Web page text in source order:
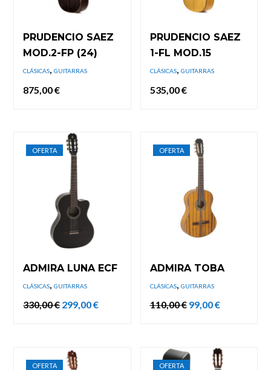
PRUDENCIO SAEZ
MOD.2-FP (24)
CLÁSICAS,GUITARRAS
875,00€
PRUDENCIO SAEZ
1-FL MOD.15
CLÁSICAS, GUITARRAS
535,00€
OFERTA
ADMIRA LUNA ECF
CLÁSICAS,GUITARRAS
330,00€El
299,00€El
OFERTA
ADMIRA TOBA
CLÁSICAS, GUITARRAS
110,00€ El
99,00€El
OFERTA OFERTA